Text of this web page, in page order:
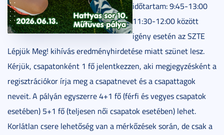
időtartam: 9:45-13:00
11:30-12:00 között
igény esetén az SZTE
Lépjük Meg! kihívás eredményhirdetése miatt szünet lesz.
Kérjük, csapatonként 1 fő jelentkezzen, aki megjegyzésként a
regisztrációkor írja meg a csapatnevet és a csapattagok
neveit. A pályán egyszerre 4+1 fő (férfi és vegyes csapatok
esetében) 5+1 fő (teljesen női csapatok esetében) lehet.
Korlátlan csere lehetőség van a mérkőzések során, de csak a